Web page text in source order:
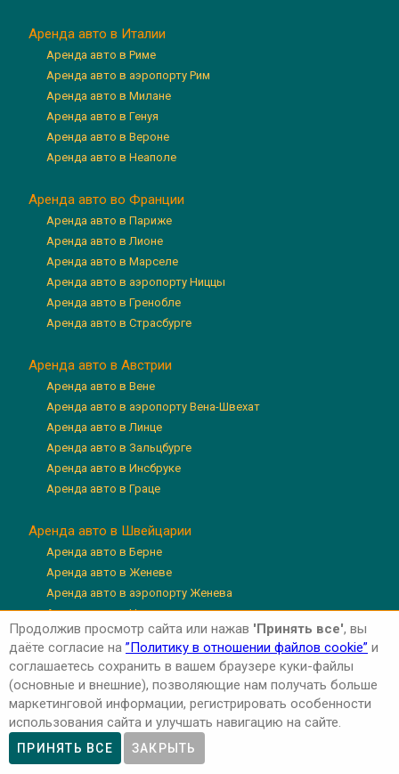
Аренда авто в Италии
Аренда авто в Риме
Аренда авто в аэропорту Рим
Аренда авто в Милане
Аренда авто в Генуя
Аренда авто в Вероне
Аренда авто в Неаполе
Аренда авто во Франции
Аренда авто в Париже
Аренда авто в Лионе
Аренда авто в Марселе
Аренда авто в аэропорту Ниццы
Аренда авто в Гренобле
Аренда авто в Страсбурге
Аренда авто в Австрии
Аренда авто в Вене
Аренда авто в аэропорту Вена-Швехат
Аренда авто в Линце
Аренда авто в Зальцбурге
Аренда авто в Инсбруке
Аренда авто в Граце
Аренда авто в Швейцарии
Аренда авто в Берне
Аренда авто в Женеве
Аренда авто в аэропорту Женева
Аренда авто в Цюрихе
Аренда авто в аэропорту Цюрих
Аренда авто в Люцерне
Авторские права © 2026 'Авто-Аренда'
Privacy Policy
Cookie Policy
Продолжив просмотр сайта или нажав 'Принять все', вы
даёте согласие на ”Политику в отношении файлов cookie” и
соглашаетесь сохранить в вашем браузере куки-файлы
(основные и внешние), позволяющие нам получать больше
маркетинговой информации, регистрировать особенности
использования сайта и улучшать навигацию на сайте.
ПРИНЯТЬ ВСЕ ЗАКРЫТЬ